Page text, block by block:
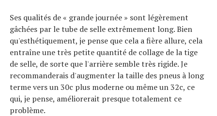
Ses qualités de « grande journée » sont légèrement
gâchées par le tube de selle extrêmement long. Bien
qu'esthétiquement, je pense que cela a fière allure, cela
entraîne une très petite quantité de collage de la tige
de selle, de sorte que l'arrière semble très rigide. Je
recommanderais d'augmenter la taille des pneus à long
terme vers un 30c plus moderne ou même un 32c, ce
qui, je pense, améliorerait presque totalement ce
problème.